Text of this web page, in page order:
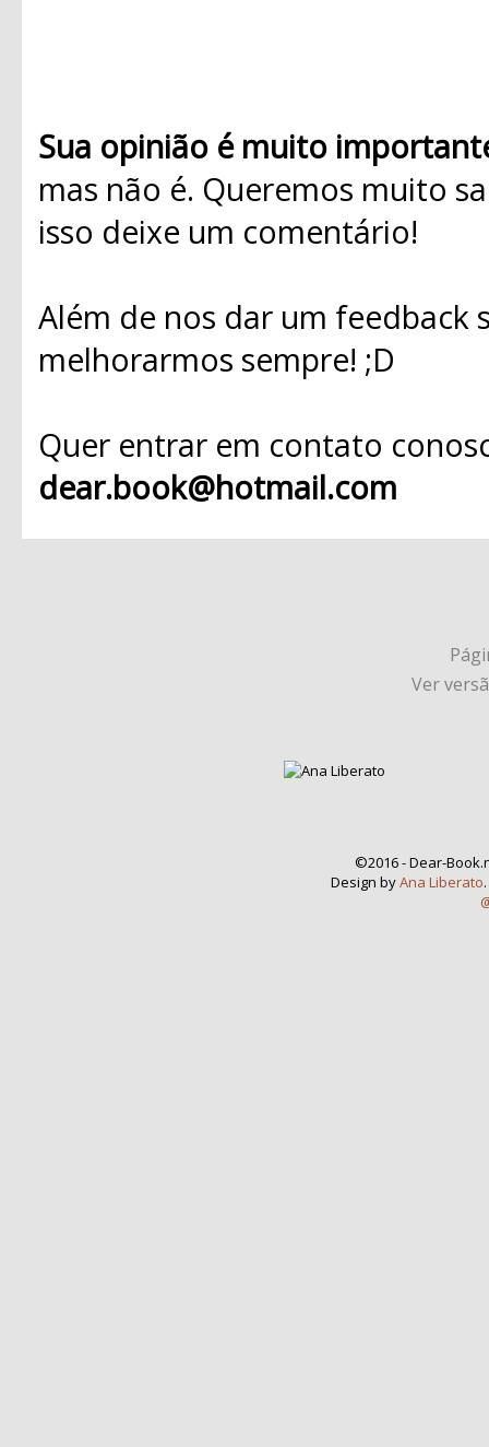
Sua opinião é muito
mas não é. Queremos muito
isso deixe um comentário!
Além de nos dar um
melhorarmos sempre! ;D
Quer entrar em contato
dear.book@hotmail.com
Ver
©2016 - Dear-
Design byAna Liberato